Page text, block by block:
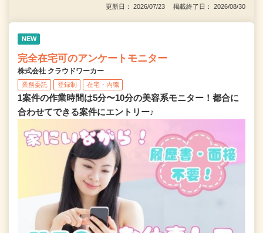
更新日： 2026/07/23 掲載終了日： 2026/08/30
NEW
完全在宅可のアンケートモニター
株式会社 クラウドワーカー
業務委託 登録制 在宅・内職
1案件の作業時間は5分〜10分の美容系モニター！都合に
合わせてできる案件にエントリー♪